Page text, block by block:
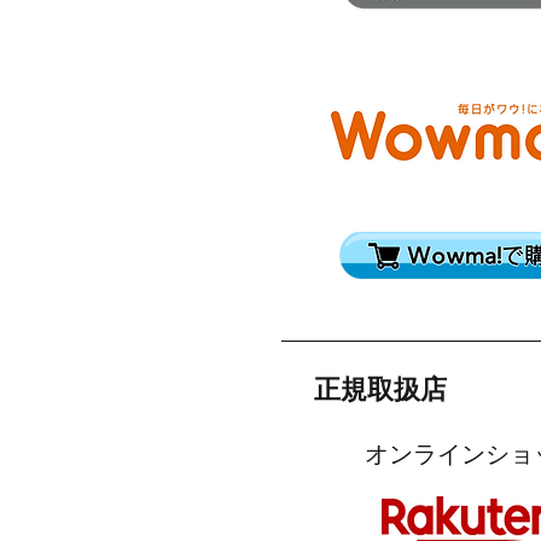
正規取扱店
オンラインショ